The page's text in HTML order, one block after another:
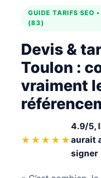
GUIDE TARIFS SEO
(83)
Devis &
Toulon :
vraiment
★★★★★
4.9/5,
aurait
signer